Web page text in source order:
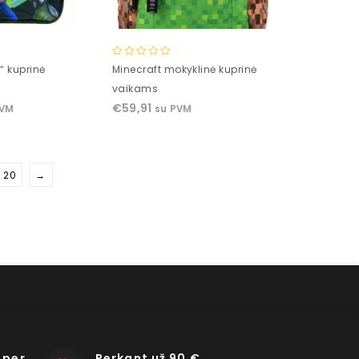
kuprinė
0
of
5
Minecraft mokyklinė kuprinė
vaikams
€59,91 su PVM
20 →